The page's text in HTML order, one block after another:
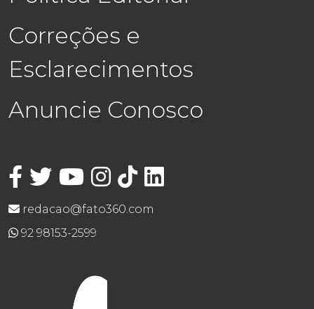
Correções e
Esclarecimentos
Anuncie Conosco
redacao@fato360.com
92 98153-2599